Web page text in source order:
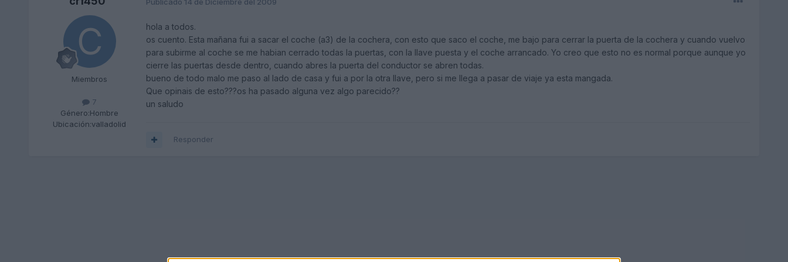
Miembros
7
Género:Hombre
Ubicación:valladolid
hola a todos.
os cuento. Esta mañana fui a sacar el coche (a3) de la cochera, con esto que saco el coche, me bajo para cerrar la puerta de la cochera y cuando vuelvo
para subirme al coche se me habian cerrado todas la puertas, con la llave puesta y el coche arrancado. Yo creo que esto no es normal porque aunque yo
cierre las puertas desde dentro, cuando abres la puerta del conductor se abren todas.
bueno de todo malo me paso al lado de casa y fui a por la otra llave, pero si me llega a pasar de viaje ya esta mangada.
Que opinais de esto???os ha pasado alguna vez algo parecido??
un saludo
Responder